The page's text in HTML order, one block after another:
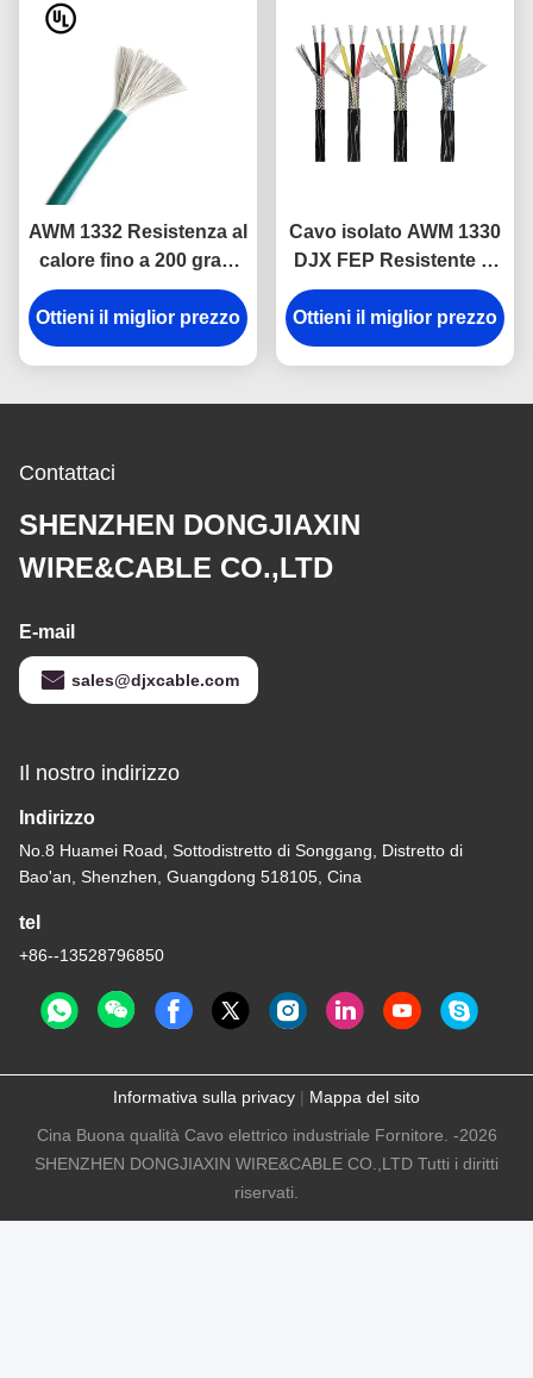
AWM 1332 Resistenza al
calore fino a 200 gradi
Celsius DJX FEP Cavo
isolante al teflone Cavo
fluoroplastico 300V
Ottieni il miglior prezzo
Cavo isolato AWM 1330
DJX FEP Resistente al
calore fino a 200 gradi
Celsius 600V Filo
fluoroplastico
Ottieni il miglior prezzo
Contattaci
SHENZHEN DONGJIAXIN
WIRE&CABLE CO.,LTD
E-mail
sales@djxcable.com
Il nostro indirizzo
Indirizzo
No.8 Huamei Road, Sottodistretto di Songgang, Distretto di
Bao'an, Shenzhen, Guangdong 518105, Cina
tel
+86--13528796850
Informativa sulla privacy | Mappa del sito
Cina Buona qualità Cavo elettrico industriale Fornitore. -2026
SHENZHEN DONGJIAXIN WIRE&CABLE CO.,LTD Tutti i diritti
riservati.